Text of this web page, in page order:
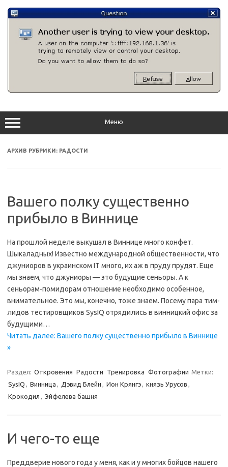
содержимому
Меню
АРХИВ РУБРИКИ: РАДОСТИ
Вашего полку существенно
прибыло в Виннице
На прошлой неделе выкушал в Виннице много конфет.
Шыкаладных! Известно международной общественности, что
джуниоров в украинском IT много, их аж в пруду прудят. Еще
мы знаем, что джуниоры — это будущие сеньоры. А к
сеньорам-помидорам отношение необходимо особенное,
внимательное. Это мы, конечно, тоже знаем. Посему пара тим-
лидов тестировщиков SysIQ отрядились в винницкий офис за
будущими…
Читать далее: Вашего полку существенно прибыло в Виннице
»
Раздел: Откровения Радости Тренировка Фотографии Метки:
SysIQ , Винница , Дэвид Блейн , Ион Крянгэ, князь Урусов ,
Крокодил , Эйфелева башня
И чего-то еще
Преддверие нового года у меня, как и у многих бойцов нашего